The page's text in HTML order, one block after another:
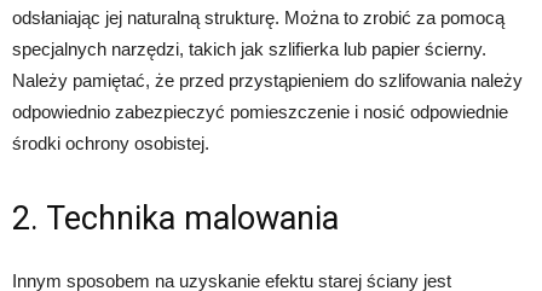
odsłaniając jej naturalną strukturę. Można to zrobić za pomocą
specjalnych narzędzi, takich jak szlifierka lub papier ścierny.
Należy pamiętać, że przed przystąpieniem do szlifowania należy
odpowiednio zabezpieczyć pomieszczenie i nosić odpowiednie
środki ochrony osobistej.
2. Technika malowania
Innym sposobem na uzyskanie efektu starej ściany jest